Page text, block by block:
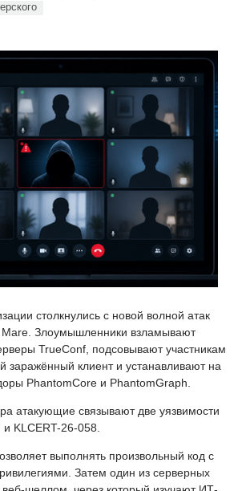
столкнулись с новой волной атак
Mare. Злоумышленники взламывают
TrueConf, подсовывают участникам
заражённый клиент и устанавливают на
PhantomCore и PhantomGraph.
атакующие связывают две уязвимости
KLCERT-26-058.
выполнять произвольный код с
Затем один из серверных